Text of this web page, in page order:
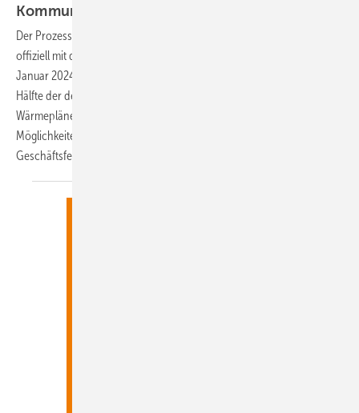
Kommunale
Der Prozess der kommunalen Wärmeplanung in Deutschland hat
offiziell mit dem Inkrafttreten des Wärmeplanungsgesetzes am 1.
Januar 2024 begonnen. Bereits bis Mitte Mai 2025 hatten über die
Hälfte der deutschen Kommunen mit der Erarbeitung ihrer
Wärmepläne begonnen. Für Energieberater:innen tun sich vielfältige
Möglichkeiten auf, ihre Expertise einzubringen und neue
Geschäftsfelder zu